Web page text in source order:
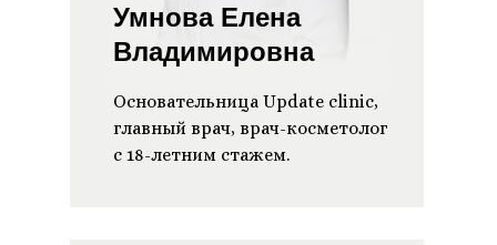
Основательница Update clinic,
главный врач, врач-косметолог
с 18-летним стажем.
Умнова Елена
Владимировна